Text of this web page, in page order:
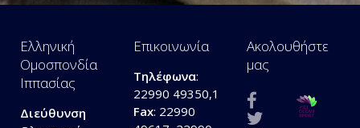
Ελληνική
Ομοσπονδία
Ιππασίας
Διεύθυνση
Επικοινωνία
Τηλέφωνα:
22990 49350,1
Fax: 22990
Ακολουθήστε
μας